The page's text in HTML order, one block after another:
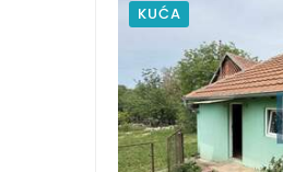
KUĆA